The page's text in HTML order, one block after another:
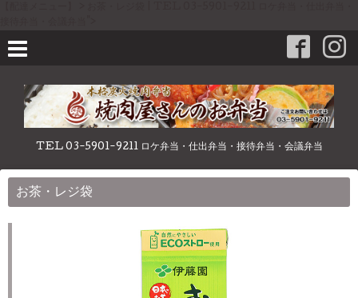
TEL 03-5901-9211 ロケ弁当・仕出弁当・接待弁当・会議弁当
お茶・レジ袋